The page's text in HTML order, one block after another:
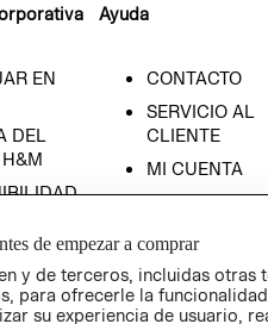
EN
DEL
Ayuda
CONTACTO
SERVICIO AL
CLIENTE
MI CUENTA
NUESTRAS
TÉRMINOS Y
CONDICIONES
AVISO DE
de empezar a comprar
y de terceros, incluidas otras
para ofrecerle la
su experiencia de usuario,